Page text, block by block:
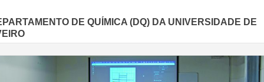
DE QUÍMICA (DQ) DA UNIVERSIDADE DE